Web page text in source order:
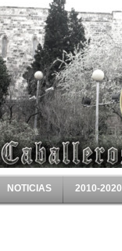
NOTICIAS 2010-2020